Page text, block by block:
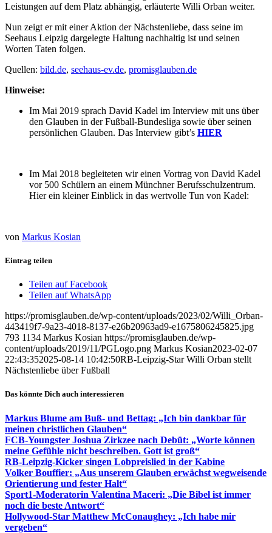
Leistungen auf dem Platz abhängig, erläuterte Willi Orban weiter.
Nun zeigt er mit einer Aktion der Nächstenliebe, dass seine im
Seehaus Leipzig dargelegte Haltung nachhaltig ist und seinen
Worten Taten folgen.
Quellen: bild.de, seehaus-ev.de, promisglauben.de
Hinweise:
Im Mai 2019 sprach David Kadel im Interview mit uns über
den Glauben in der Fußball-Bundesliga sowie über seinen
persönlichen Glauben. Das Interview gibt’s HIER
Im Mai 2018 begleiteten wir einen Vortrag von David Kadel
vor 500 Schülern an einem Münchner Berufsschulzentrum.
Hier ein kleiner Einblick in das wertvolle Tun von Kadel:
von Markus Kosian
Eintrag teilen
Teilen auf Facebook
Teilen auf WhatsApp
https://promisglauben.de/wp-content/uploads/2023/02/Willi_Orban-
443419f7-9a23-4018-8137-e26b20963ad9-e1675806245825.jpg
793 1134 Markus Kosian https://promisglauben.de/wp-
content/uploads/2019/11/PGLogo.png Markus Kosian2023-02-07
22:43:352025-08-14 10:42:50RB-Leipzig-Star Willi Orban stellt
Nächstenliebe über Fußball
Das könnte Dich auch interessieren
Markus Blume am Buß- und Bettag: „Ich bin dankbar für
meinen christlichen Glauben“
FCB-Youngster Joshua Zirkzee nach Debüt: „Worte können
meine Gefühle nicht beschreiben. Gott ist groß“
RB-Leipzig-Kicker singen Lobpreislied in der Kabine
Volker Bouffier: „Aus unserem Glauben erwächst wegweisende
Orientierung und fester Halt“
Sport1-Moderatorin Valentina Maceri: „Die Bibel ist immer
noch die beste Antwort“
Hollywood-Star Matthew McConaughey: „Ich habe mir
vergeben“